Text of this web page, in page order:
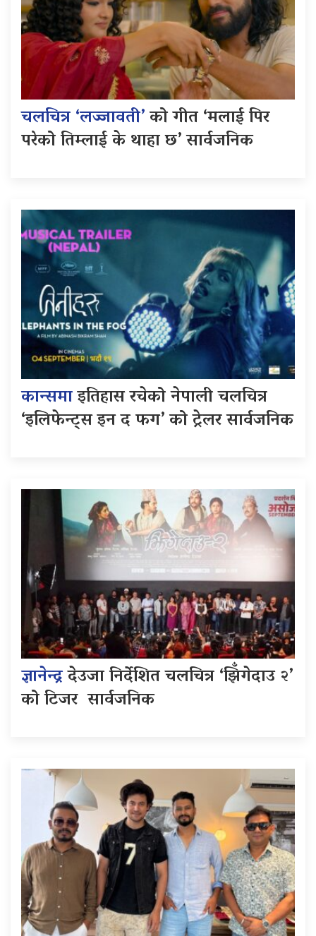
चलचित्र ‘लज्जावती’को गीत ‘मलाई पिर
परेको तिम्लाई के थाहा छ’ सार्वजनिक
कान्समाइतिहास रचेको नेपाली चलचित्र
‘इलिफेन्ट्स इन द फग’ को ट्रेलर सार्वजनिक
ज्ञानेन्द्रदेउजा निर्देशित चलचित्र ‘झिँगेदाउ २’
को टिजर सार्वजनिक